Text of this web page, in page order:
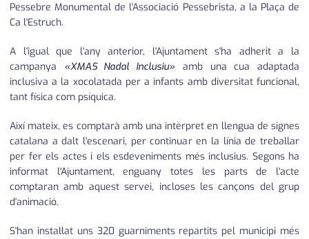
Pessebre Monumental de l'Associació Pessebrista, a la Plaça de
Ca l'Estruch.
A l'igual que l'any anterior, l'Ajuntament s'ha adherit a la
campanya «XMAS Nadal Inclusiu» amb una cua adaptada
inclusiva a la xocolatada per a infants amb diversitat funcional,
tant física com psíquica.
Així mateix, es comptarà amb una intèrpret en llengua de signes
catalana a dalt l'escenari, per continuar en la línia de treballar
per fer els actes i els esdeveniments més inclusius. Segons ha
informat l'Ajuntament, enguany totes les parts de l'acte
comptaran amb aquest servei, incloses les cançons del grup
d'animació.
S'han instal·lat uns 320 guarniments repartits pel municipi més